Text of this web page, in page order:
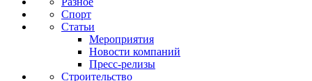
Спорт
Статьи
Мероприятия
Новости компаний
Пресс-релизы
Строительство